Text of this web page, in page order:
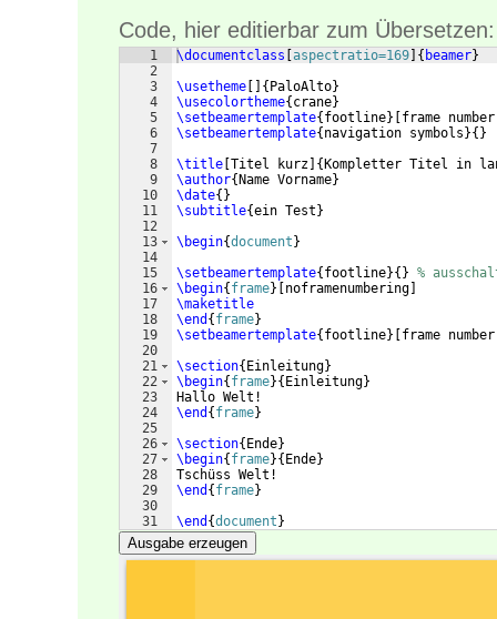
Code, hier editierbar zum Übersetzen:
1
2
3
4
5
6
7
8
9
10
11
12
13
14
15
16
17
18
19
20
21
22
23
24
25
26
27
28
29
30
31
\documentclass aspectratio=169 { beamer}
\usetheme
{ PaloAlto}
\usecolortheme{ crane}
\setbeamertemplate{ footline} frame number
\setbeamertemplate{ navigation symbols }{ }
\title Titel kurz { Kompletter Titel in
\author{ Name Vorname}
\date{ }
\subtitle{ein Test }
\begin{document }
\setbeamertemplate{ footline}{ } %
\begin{ frame} noframenumbering
\maketitle
\end { frame}
\setbeamertemplate{ footline} frame number
\section{ Einleitung}
\begin{ frame}{ Einleitung}
Hallo Welt!
\end { frame}
\section{ Ende}
\begin{ frame}{ Ende}
Tschüss Welt!
\end { frame}
\end {document }
Ausgabe erzeugen